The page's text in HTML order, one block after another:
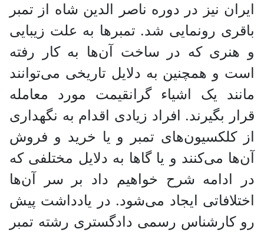
ایران نیز در دوره ناصر الدین شاه از تمبر
باقری رونمایی شد. تمبر‌ها به علت زیبایی
و هنری که در ساخت آن‌ها به کار رفته
است و همچنین به دلایل تاریخی می‌توانند
مانند یک اشیاء گرانقیمت مورد معامله
قرار بگیرند. افراد زیادی اقدام به نگهداری
از کلکسیون‌های تمبر و یا خرید و فروش
آن‌ها می‌کنند و یا گاها به دلایل مختلفی که
در ادامه شرح خواهیم داد بر سر آن‌ها
اختلافاتی ایجاد می‌شود. در یادداشت پیش
رو کارشناس رسمی دادگستری رشته تمبر